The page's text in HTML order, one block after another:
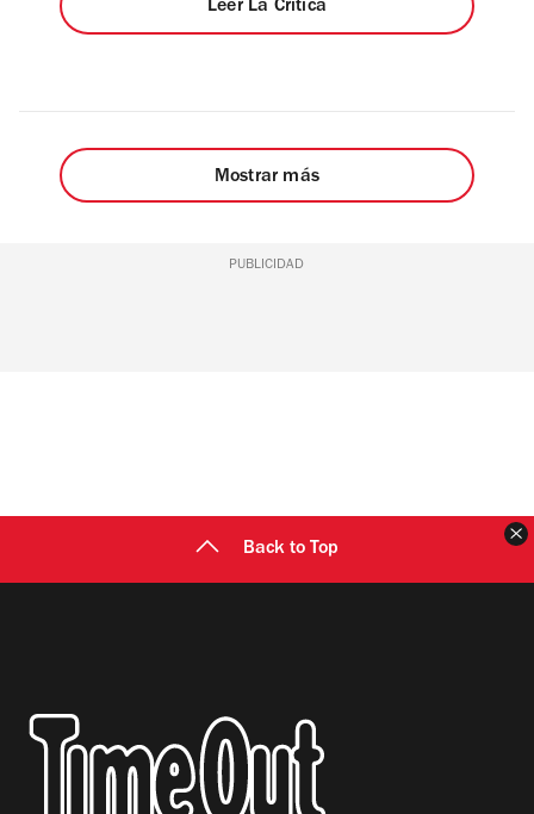
Leer La Crítica
Mostrar más
PUBLICIDAD
Back to Top